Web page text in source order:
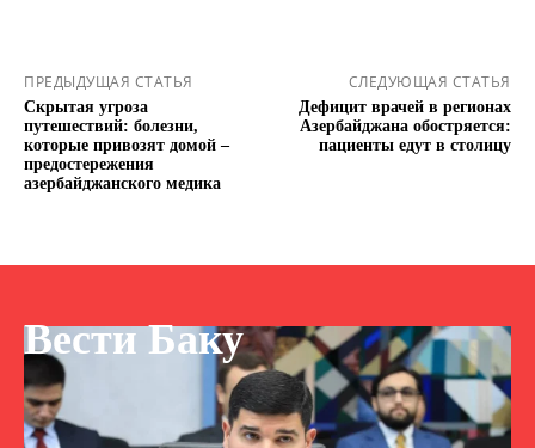
ПРЕДЫДУЩАЯ СТАТЬЯ
Скрытая угроза
путешествий: болезни,
которые привозят домой –
предостережения
азербайджанского медика
СЛЕДУЮЩАЯ СТАТЬЯ
Дефицит врачей в регионах
Азербайджана обостряется:
пациенты едут в столицу
Вести Баку